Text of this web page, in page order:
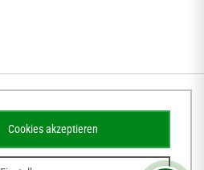
Cookies akzeptieren